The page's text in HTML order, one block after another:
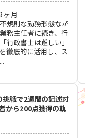
ヶ月
規則な勤務形態なが
務主任者に続き、行
行政書士は難しい」
徹底的に活用し、ス
挑戦で2週間の記述対
から200点獲得の軌